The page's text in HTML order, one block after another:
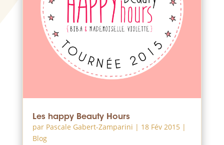
Les happy Beauty Hours
par Pascale Gabert-Zamparini | 18 Fév 2015|
Blog